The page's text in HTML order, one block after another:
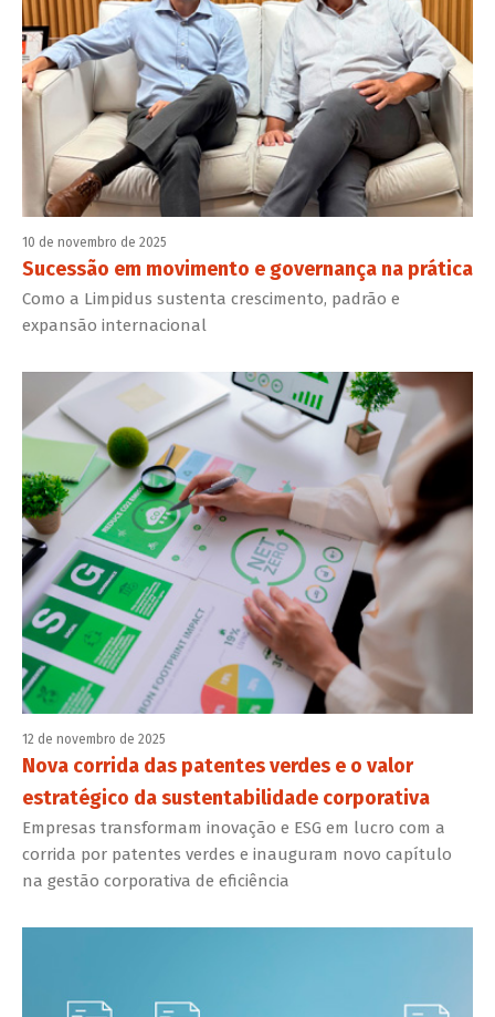
10 de novembro de 2025
Sucessão em movimento e governança na prática
Como a Limpidus sustenta crescimento, padrão e
expansão internacional
12 de novembro de 2025
Nova corrida das patentes verdes e o valor
estratégico da sustentabilidade corporativa
Empresas transformam inovação e ESG em lucro com a
corrida por patentes verdes e inauguram novo capítulo
na gestão corporativa de eficiência